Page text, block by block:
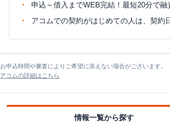
申込～借入までWEB完結！最短20分で
アコムでの契約がはじめての人は、契約
お申込時間や審査によりご希望に添えない場合がございます。
アコムの詳細はこちら
情報一覧から探す